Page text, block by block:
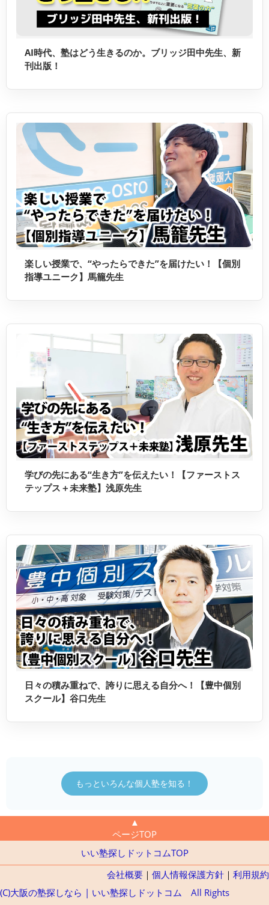
AI時代、塾はどう生きるのか。ブリッジ田中先生、新
刊出版！
楽しい授業で、“やったらできた”を届けたい！【個別
指導ユニーク】馬籠先生
学びの先にある“生き方”を伝えたい！【ファーストス
テップス＋未来塾】浅原先生
日々の積み重ねで、誇りに思える自分へ！【豊中個別
スクール】谷口先生
もっといろんな個人塾を知る！
▲
ページTOP
いい塾探しドットコムTOP
会社概要 ｜ 個人情報保護方針 ｜ 利用規約
(C)大阪の塾探しなら | いい塾探しドットコム All Rights